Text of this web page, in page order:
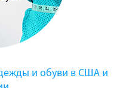
и обуви в США и